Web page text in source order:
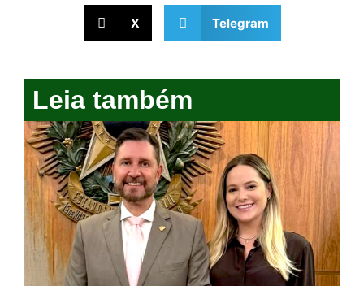
X Telegram
Leia também